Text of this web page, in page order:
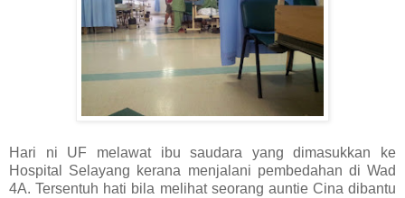
Hari ni UF melawat ibu saudara yang dimasukkan ke
Hospital Selayang kerana menjalani pembedahan di Wad
4A. Tersentuh hati bila melihat seorang auntie Cina dibantu